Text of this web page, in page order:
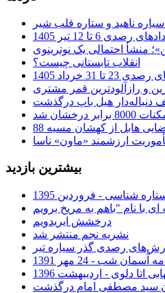
ناهید و ستاره قلب شیر
رصدی 6 تا 12 تیر 1405
منشأ احتمالی یک نوترینوی
انقلاب تابستانی چیست؟
تا 31 خرداد 1405
و رازآلودترین قمر مشتری
دنباله‌دار هیل باپ درگذشت
هابل از کهشان مسیه 88
ارزشمند «ماون» ناسا
بیشترین بازدید
شناسی - فروردین 1395
درخشش ایریدویم
نشریه نجم منتشر شد
رصدی گذر سیاره تیر
شب - 24 مهر 1391
اتا دلوی - اردیبهشت 1396
سید مصطفی امام درگذشت